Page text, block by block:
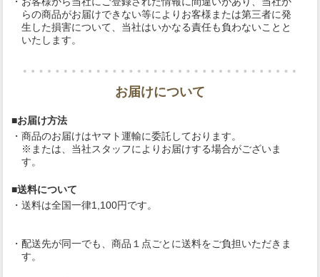
らの商品がお届けできない等によりお客様または第三者に発
生した損害について、当社はいかなる責任も負わないことと
いたします。
お届けについて
■お届け方法
・商品のお届けはヤマト運輸に委託しております。
※または、当社スタッフによりお届けする場合がございま
す。
■送料について
・送料は全国一律1,100円です。
・配送先が同一でも、商品１点ごとに送料をご負担いただきま
す。